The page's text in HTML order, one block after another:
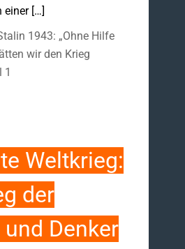
einer […]
1943: „Ohne Hilfe
wir den Krieg
1
Weltkrieg:
der
Denker